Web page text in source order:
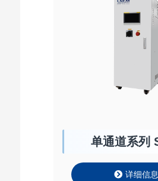
单通道系列
详细信息